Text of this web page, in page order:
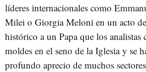
líderes internacionales como
Milei o Giorgia Meloni en un acto
histórico a un Papa que los analistas
moldes en el seno de la Iglesia y se
profundo aprecio de muchos